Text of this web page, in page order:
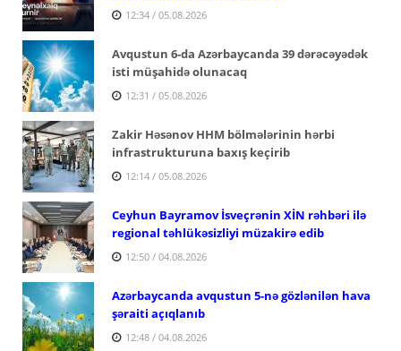
12:34 / 05.08.2026
Avqustun 6-da Azərbaycanda 39 dərəcəyədək
isti müşahidə olunacaq
12:31 / 05.08.2026
Zakir Həsənov HHM bölmələrinin hərbi
infrastrukturuna baxış keçirib
12:14 / 05.08.2026
Ceyhun Bayramov İsveçrənin XİN rəhbəri ilə
regional təhlükəsizliyi müzakirə edib
12:50 / 04.08.2026
Azərbaycanda avqustun 5-nə gözlənilən hava
şəraiti açıqlanıb
12:48 / 04.08.2026